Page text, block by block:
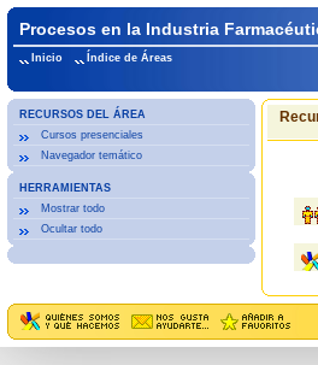
Procesos en la Industria
Inicio Índice de Áreas
RECURSOS DEL ÁREA
Cursos presenciales
Navegador temático
HERRAMIENTAS
Mostrar todo
Ocultar todo